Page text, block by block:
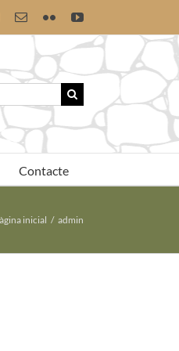
Email:FlickrYouTube
Contacte
inicial admin